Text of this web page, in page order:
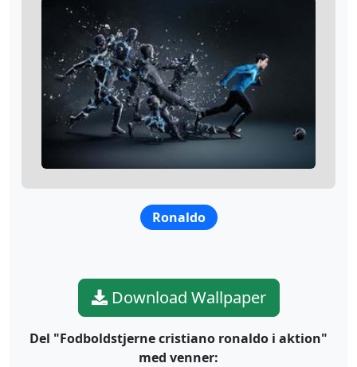
Ronaldo
Download Wallpaper
Del "Fodboldstjerne cristiano ronaldo i aktion"
med venner: